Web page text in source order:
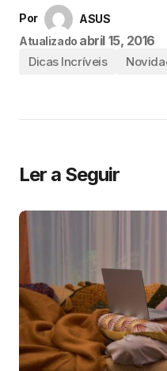
Por
ASUS
Atualizado abril 15, 2016
Dicas Incríveis
Ler a Seguir